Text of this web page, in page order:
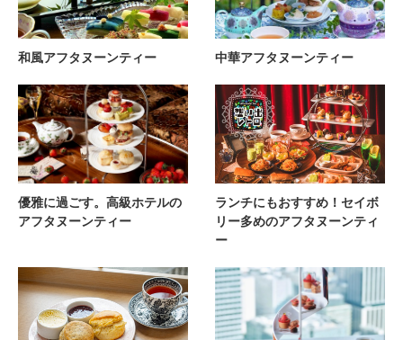
和風アフタヌーンティー 中華アフタヌーンティー
優雅に過ごす。高級ホテルの
アフタヌーンティー
ランチにもおすすめ！セイボ
リー多めのアフタヌーンティ
ー